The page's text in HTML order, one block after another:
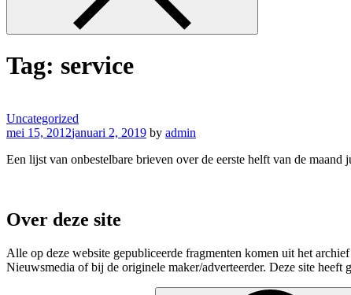
Tag: service
Uncategorized
mei 15, 2012januari 2, 2019 by admin
Een lijst van onbestelbare brieven over de eerste helft van de
Over deze site
Alle op deze website gepubliceerde fragmenten komen uit het
Nieuwsmedia of bij de originele maker/adverteerder. Deze site